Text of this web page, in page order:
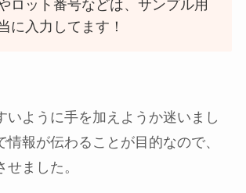
ロット番号などは、サンプル用
に入力してます！
いように手を加えようか迷いまし
情報が伝わることが目的なので、
ました。